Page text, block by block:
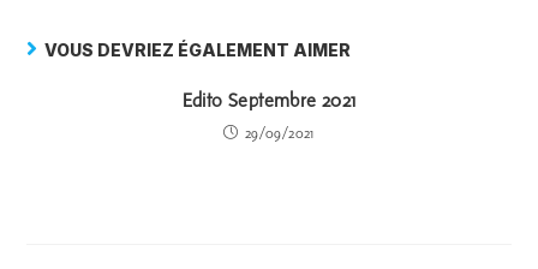
VOUS DEVRIEZ ÉGALEMENT AIMER
Edito Septembre 2021
29/09/2021